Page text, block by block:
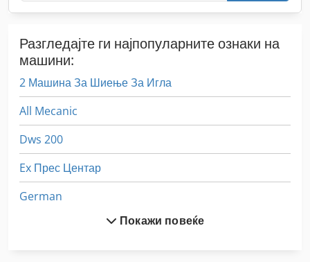
Разгледајте ги најпопуларните ознаки на
машини:
2 Машина За Шиење За Игла
All Mecanic
Dws 200
Ex Прес Центар
German
Покажи повеќе